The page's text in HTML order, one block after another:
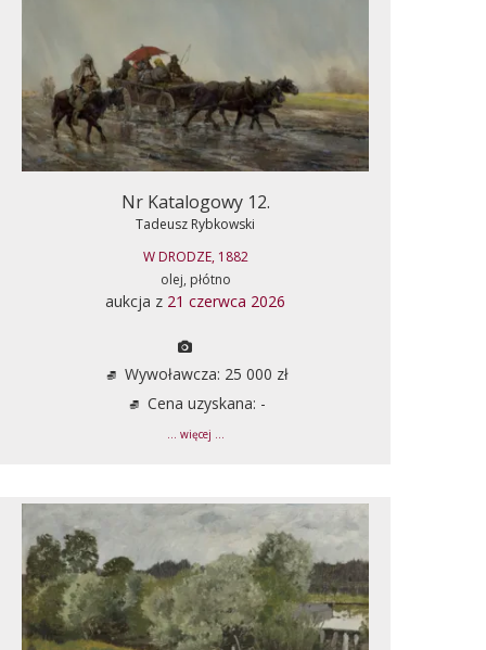
Nr Katalogowy 12.
Tadeusz Rybkowski
W DRODZE, 1882
olej, płótno
aukcja z 21 czerwca 2026
Wywoławcza: 25 000 zł
Cena uzyskana: -
... więcej ...